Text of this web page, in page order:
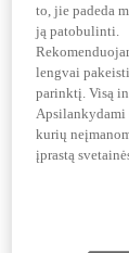
Visiškai
skiriama 4
to, jie padeda
ją patobulinti.
lengvai
parinktį. Visą
Apsilankydami
kurių
įprastą